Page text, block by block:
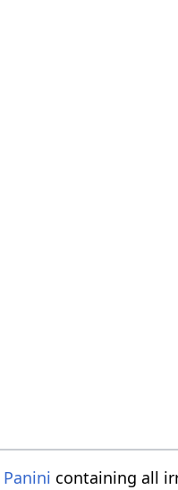
Panini containing all